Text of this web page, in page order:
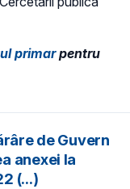
primarpentru
de Guvern
anexei la
(...)